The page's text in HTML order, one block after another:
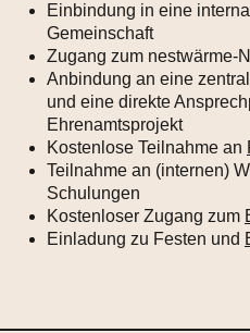
Einbindung in eine
Gemeinschaft
Zugang zum nestwärme-
Anbindung an eine
und eine direkte
Ehrenamtsprojekt
Kostenlose Teilnahme an
Teilnahme an (internen)
Schulungen
Kostenloser Zugang zum
Einladung zu Festen und